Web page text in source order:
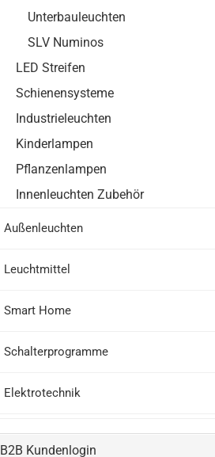
Unterbauleuchten
SLV Numinos
LED Streifen
Schienensysteme
Industrieleuchten
Kinderlampen
Pflanzenlampen
Innenleuchten Zubehör
Außenleuchten
Leuchtmittel
Smart Home
Schalterprogramme
Elektrotechnik
B2B Kundenlogin